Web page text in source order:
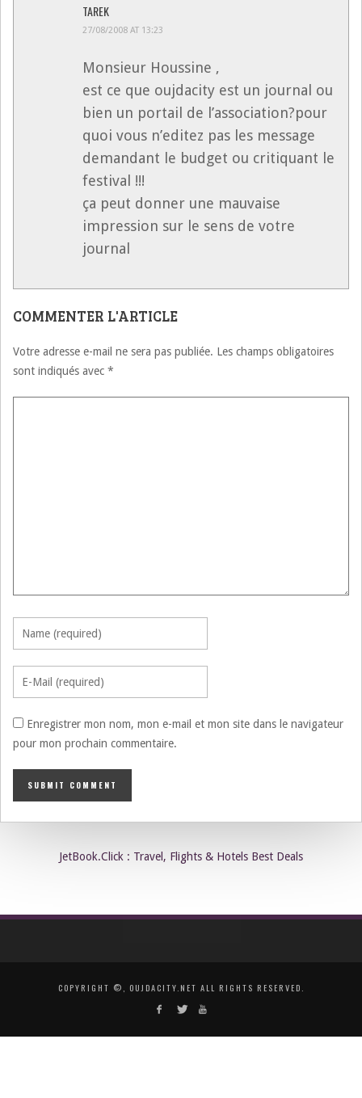
TAREK
27/08/2008 AT 13:23
Monsieur Houssine ,
est ce que oujdacity est un journal ou
bien un portail de l’association?pour
quoi vous n’editez pas les message
demandant le budget ou critiquant le
festival !!!
ça peut donner une mauvaise
impression sur le sens de votre
journal
COMMENTER L'ARTICLE
Votre adresse e-mail ne sera pas publiée. Les champs obligatoires
sont indiqués avec *
Enregistrer mon nom, mon e-mail et mon site dans le navigateur
pour mon prochain commentaire.
JetBook.Click : Travel, Flights & Hotels Best Deals
COPYRIGHT ©, OUJDACITY.NET ALL RIGHTS RESERVED.